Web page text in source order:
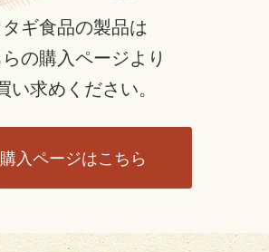
タギ食品の製品は
の購入ページより
い求めください。
購入ページはこちら